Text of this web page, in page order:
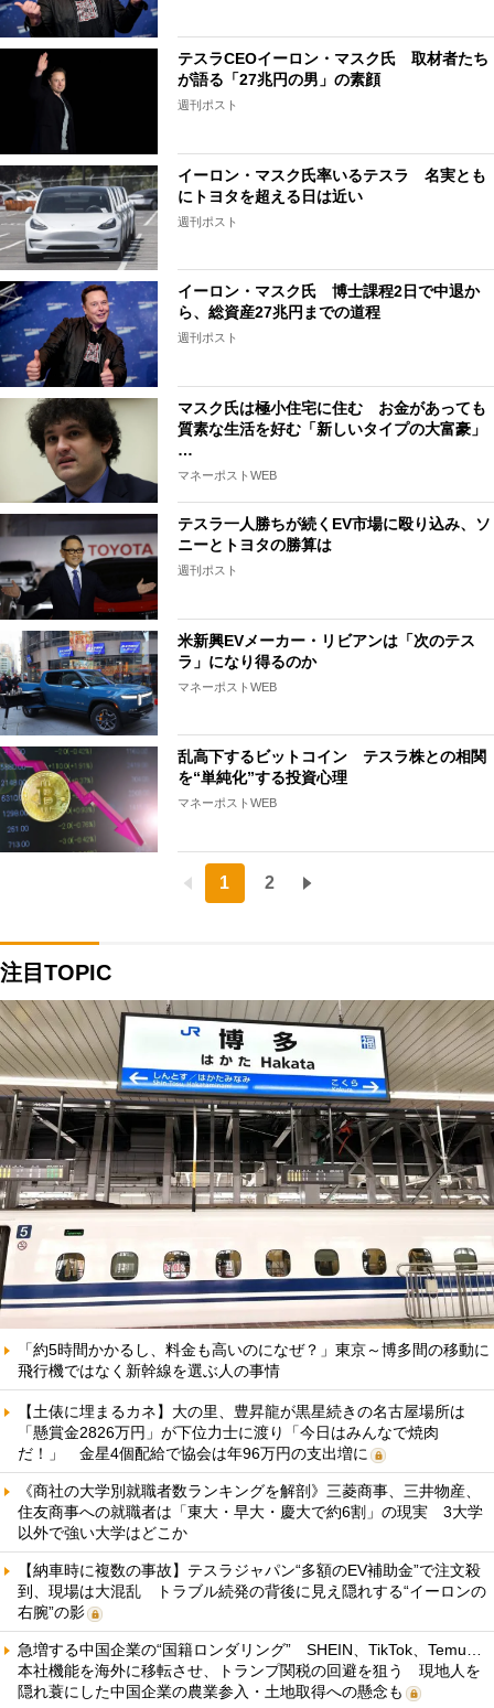
テスラCEOイーロン・マスク氏 取材者たち
が語る「27兆円の男」の素顔
週刊ポスト
イーロン・マスク氏率いるテスラ 名実とも
にトヨタを超える日は近い
週刊ポスト
イーロン・マスク氏 博士課程2日で中退か
ら、総資産27兆円までの道程
週刊ポスト
マスク氏は極小住宅に住む お金があっても
質素な生活を好む「新しいタイプの大富豪」
…
マネーポストWEB
テスラ一人勝ちが続くEV市場に殴り込み、ソ
ニーとトヨタの勝算は
週刊ポスト
米新興EVメーカー・リビアンは「次のテス
ラ」になり得るのか
マネーポストWEB
乱高下するビットコイン テスラ株との相関
を“単純化”する投資心理
マネーポストWEB
1 2
注目TOPIC
「約5時間かかるし、料金も高いのになぜ？」東京～博多間の移動に
飛行機ではなく新幹線を選ぶ人の事情
【土俵に埋まるカネ】大の里、豊昇龍が黒星続きの名古屋場所は
「懸賞金2826万円」が下位力士に渡り「今日はみんなで焼肉
だ！」 金星4個配給で協会は年96万円の支出増に
《商社の大学別就職者数ランキングを解剖》三菱商事、三井物産、
住友商事への就職者は「東大・早大・慶大で約6割」の現実 3大学
以外で強い大学はどこか
【納車時に複数の事故】テスラジャパン“多額のEV補助金”で注文殺
到、現場は大混乱 トラブル続発の背後に見え隠れする“イーロンの
右腕”の影
急増する中国企業の“国籍ロンダリング” SHEIN、TikTok、Temu…
本社機能を海外に移転させ、トランプ関税の回避を狙う 現地人を
隠れ蓑にした中国企業の農業参入・土地取得への懸念も